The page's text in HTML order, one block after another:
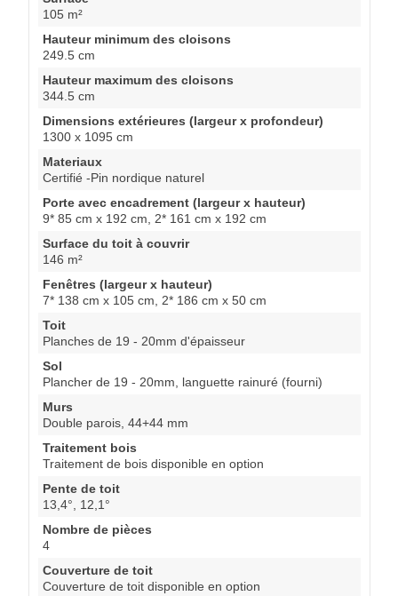
105 m²
Hauteur minimum des cloisons
249.5 cm
Hauteur maximum des cloisons
344.5 cm
Dimensions extérieures (largeur x profondeur)
1300 x 1095 cm
Materiaux
Certifié -Pin nordique naturel
Porte avec encadrement (largeur x hauteur)
9* 85 cm x 192 cm, 2* 161 cm x 192 cm
Surface du toit à couvrir
146 m²
Fenêtres (largeur x hauteur)
7* 138 cm x 105 cm, 2* 186 cm x 50 cm
Toit
Planches de 19 - 20mm d'épaisseur
Sol
Plancher de 19 - 20mm, languette rainuré (fourni)
Murs
Double parois, 44+44 mm
Traitement bois
Traitement de bois disponible en option
Pente de toit
13,4°, 12,1°
Nombre de pièces
4
Couverture de toit
Couverture de toit disponible en option